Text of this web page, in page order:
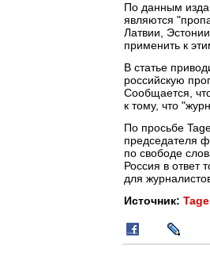
По данным
являются
Латвии,
применить к
В статье
российскую
Сообщается,
к тому, что
По просьбе
председателя
по свободе
Россия в ответ
для
Источник: